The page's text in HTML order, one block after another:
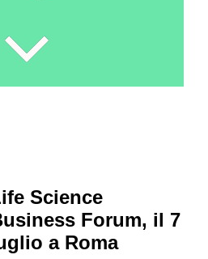
Science
Forum, il 7
a Roma